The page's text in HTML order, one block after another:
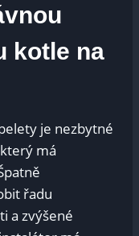
kotle na
je nezbytné
má
řadu
a zvýšené